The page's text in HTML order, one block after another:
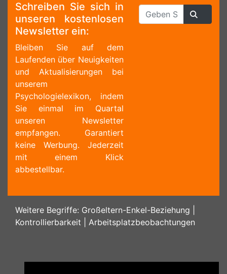
Schreiben Sie sich in
unseren kostenlosen
Newsletter ein:
Bleiben Sie auf dem
Laufenden über Neuigkeiten
und Aktualisierungen bei
unserem
Psychologielexikon, indem
Sie einmal im Quartal
unseren Newsletter
empfangen. Garantiert
keine Werbung. Jederzeit
mit einem Klick
abbestellbar.
Weitere Begriffe: Großeltern-Enkel-Beziehung
Kontrollierbarkeit
Arbeitsplatzbeobachtungen